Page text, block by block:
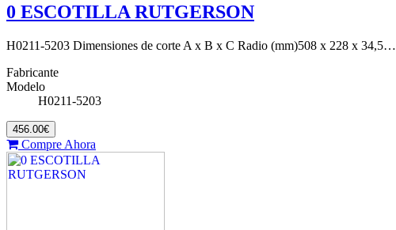
0 ESCOTILLA RUTGERSON
H0211-5203 Dimensiones de corte A x B x C Radio (mm)508 x 228 x 34,5…
Fabricante
Modelo
H0211-5203
456.00€
Compre Ahora